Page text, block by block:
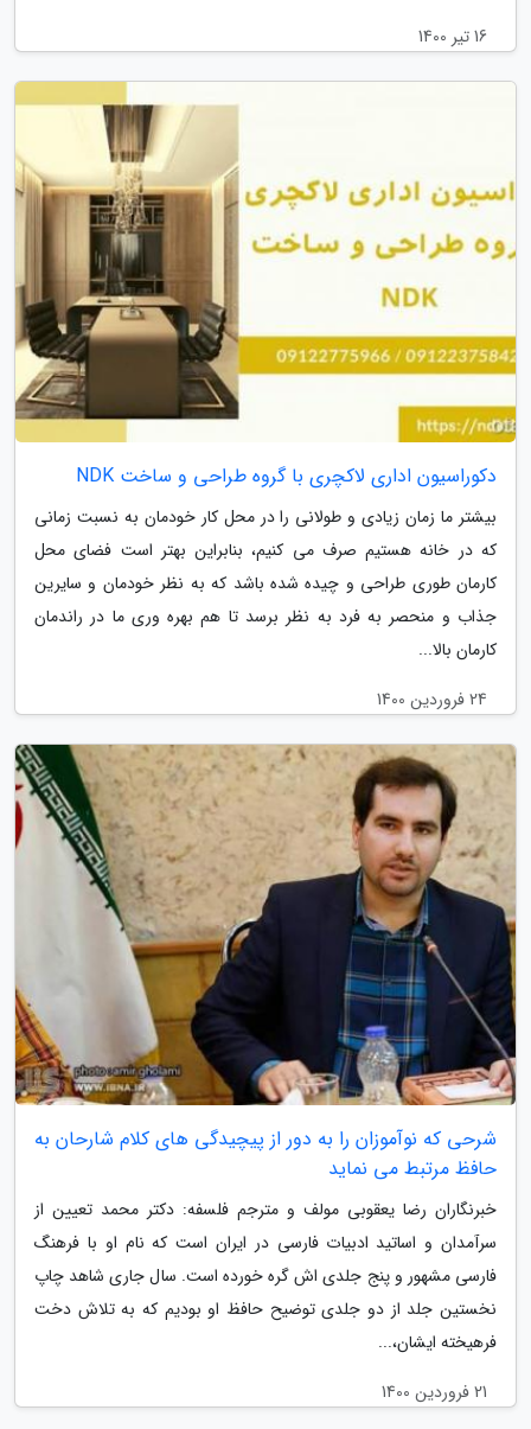
16 تیر 1400
دکوراسیون اداری لاکچری با گروه طراحی و ساخت NDK
بیشتر ما زمان زیادی و طولانی را در محل کار خودمان به نسبت زمانی
که در خانه هستیم صرف می کنیم، بنابراین بهتر است فضای محل
کارمان طوری طراحی و چیده شده باشد که به نظر خودمان و سایرین
جذاب و منحصر به فرد به نظر برسد تا هم بهره وری ما در راندمان
کارمان بالا...
24 فروردین 1400
شرحی که نوآموزان را به دور از پیچیدگی های کلام شارحان به
حافظ مرتبط می نماید
خبرنگاران رضا یعقوبی مولف و مترجم فلسفه: دکتر محمد تعیین از
سرآمدان و اساتید ادبیات فارسی در ایران است که نام او با فرهنگ
فارسی مشهور و پنج جلدی اش گره خورده است. سال جاری شاهد چاپ
نخستین جلد از دو جلدی توضیح حافظ او بودیم که به تلاش دخت
فرهیخته ایشان،...
21 فروردین 1400